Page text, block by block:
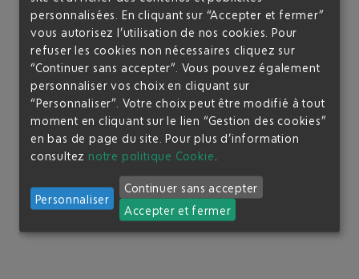
bien vérifier que les horaires d'ouverture de
l'enregistrement vous permettront de profiter pleinement
de votre accès à nos Salons VIP avant votre vol.
vous avez refusez l'utilisation des cookies pour ce
type de contenu
Je souhaite autoriser l'affichage de ce contenu une
seule fois
personnalisées. En cliquant sur “Accepter et fermer”
vous autorisez l’utilisation de nos cookies. Pour
refuser les cookies non nécessaires cliquez sur
“Continuer sans accepter”. Vous pouvez également
personnaliser vos choix en cliquant sur
“Personnaliser”. Votre choix peut être modifié à tout
moment en cliquant sur le lien “Gestion des cookies”
en bas de page du site.Pour plus d’information
consultez notre politique Cookie
Personnaliser
Continuer sans accepter
Accepter et fermer